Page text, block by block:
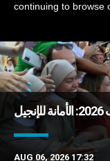
DERNIÈRES
AUG 06, 2026 17:32
continuing to browse